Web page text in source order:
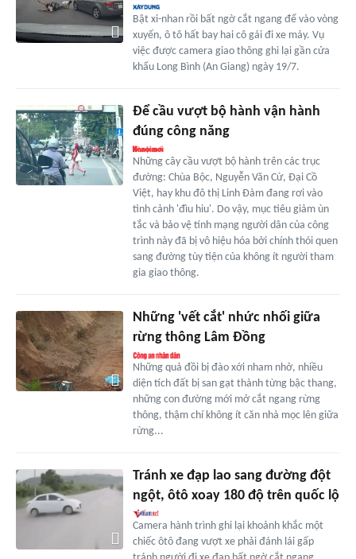
Bật xi-nhan rồi bất ngờ cắt ngang để vào vòng
xuyến, ô tô hất bay hai cô gái đi xe máy. Vụ
việc được camera giao thông ghi lại gần cửa
khẩu Long Bình (An Giang) ngày 19/7.
Để cầu vượt bộ hành vận hành
đúng công năng
Những cây cầu vượt bộ hành trên các trục
đường: Chùa Bộc, Nguyễn Văn Cừ, Đại Cồ
Việt, hay khu đô thị Linh Đàm đang rơi vào
tình cảnh 'đìu hiu'. Do vậy, mục tiêu giảm ùn
tắc và bảo vệ tính mạng người dân của công
trình này đã bị vô hiệu hóa bởi chính thói quen
sang đường tùy tiện của không ít người tham
gia giao thông.
Những 'vết cắt' nhức nhối giữa
rừng thông Lâm Đồng
Những quả đồi bị đào xới nham nhở, nhiều
diện tích đất bị san gạt thành từng bậc thang,
những con đường mới mở cắt ngang rừng
thông, thậm chí không ít căn nhà mọc lên giữa
rừng...
Tránh xe đạp lao sang đường đột
ngột, ôtô xoay 180 độ trên quốc lộ
Camera hành trình ghi lại khoảnh khắc một
chiếc ôtô đang vượt xe phải đánh lái gấp